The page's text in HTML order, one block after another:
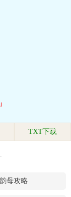
TXT下载
韵母攻略